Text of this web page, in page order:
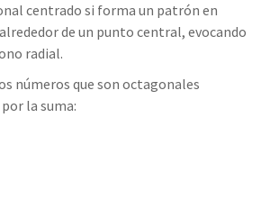
centrado si forma un patrón en
de un punto central, evocando
radial.
números que son octagonales
la suma: